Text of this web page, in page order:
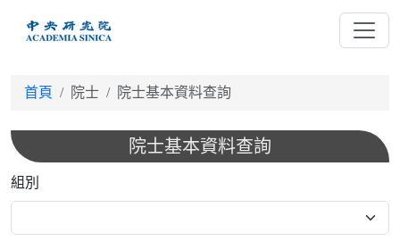
首頁 院士 院士基本資料查詢
院士基本資料查詢
組別